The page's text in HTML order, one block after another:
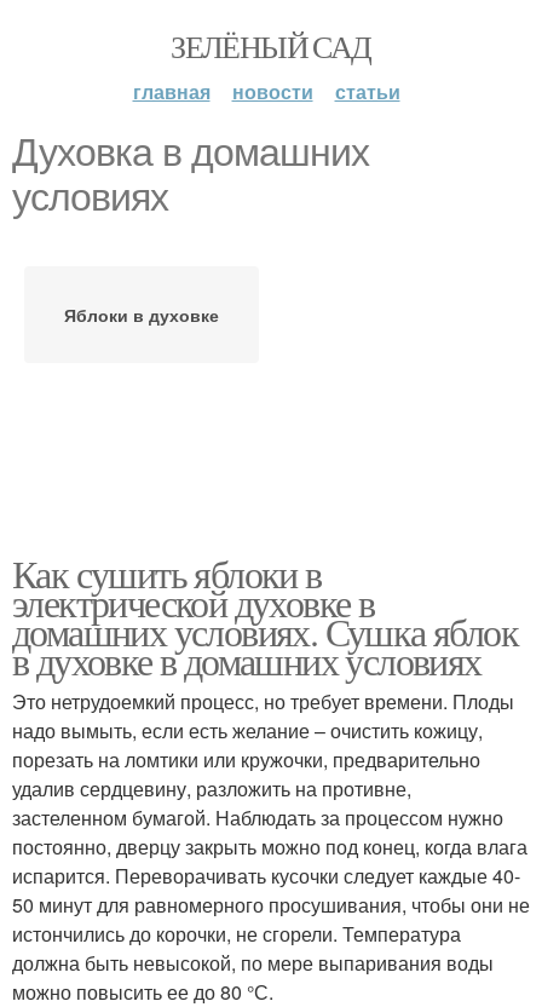
ЗЕЛЁНЫЙ САД
главная новости статьи
Духовка в домашних
условиях
Яблоки в духовке
Как сушить яблоки в
электрической духовке в
домашних условиях. Сушка яблок
в духовке в домашних условиях
Это нетрудоемкий процесс, но требует времени. Плоды
надо вымыть, если есть желание – очистить кожицу,
порезать на ломтики или кружочки, предварительно
удалив сердцевину, разложить на противне,
застеленном бумагой. Наблюдать за процессом нужно
постоянно, дверцу закрыть можно под конец, когда влага
испарится. Переворачивать кусочки следует каждые 40-
50 минут для равномерного просушивания, чтобы они не
истончились до корочки, не сгорели. Температура
должна быть невысокой, по мере выпаривания воды
можно повысить ее до 80 °С.